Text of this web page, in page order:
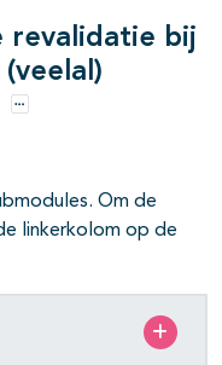
revalidatie bij
Opties
Om de
linkerkolom op de